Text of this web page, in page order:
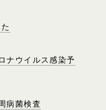
ナウイルス感染予
病菌検査